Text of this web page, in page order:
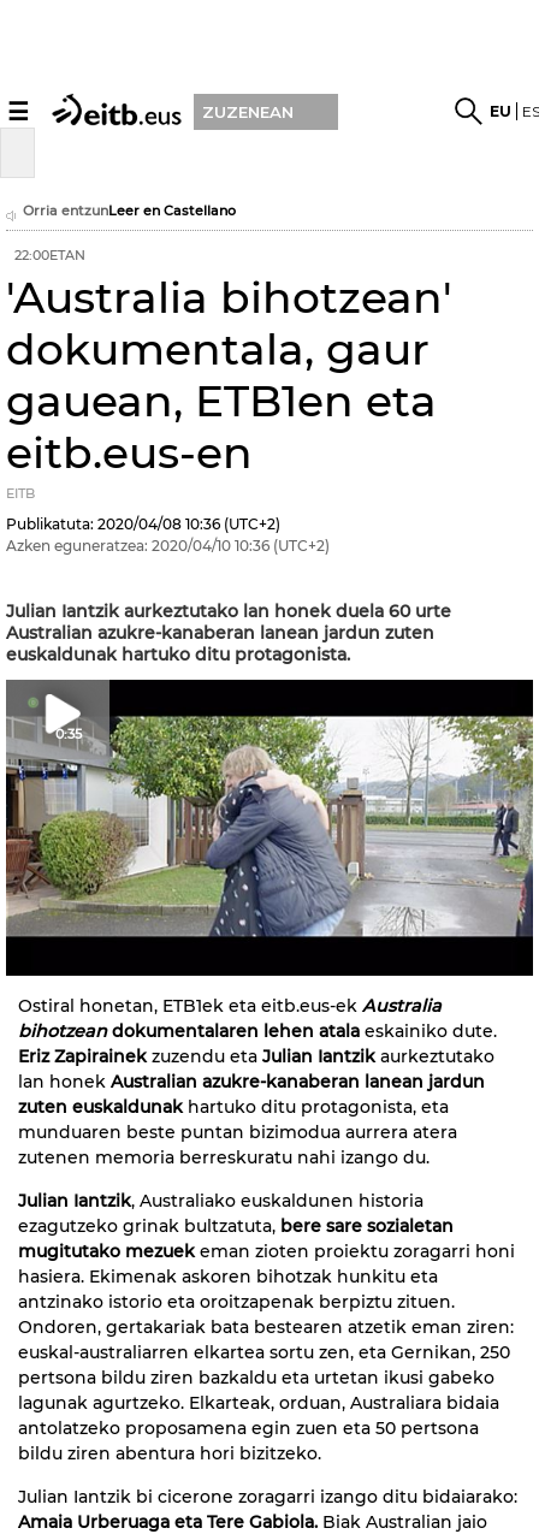
☰ ZUZENEAN EU
Orria entzunLeer en Castellano
22:00ETAN
'Australia bihotzean'
dokumentala, gaur
gauean, ETB1en eta
eitb.eus-en
EITB
Publikatuta: 2020/04/08 10:36 (UTC+2)
Azken eguneratzea: 2020/04/10 10:36 (UTC+2)
Julian Iantzik aurkeztutako lan honek duela 60 urte
Australian azukre-kanaberan lanean jardun zuten
euskaldunak hartuko ditu protagonista.
0:35
Ostiral honetan, ETB1ek eta eitb.eus-ek Australia
bihotzeandokumentalaren lehen atala eskainiko dute.
Eriz Zapirainek zuzendu eta Julian Iantzik aurkeztutako
lan honek Australian azukre-kanaberan lanean jardun
zuten euskaldunak hartuko ditu protagonista, eta
munduaren beste puntan bizimodua aurrera atera
zutenen memoria berreskuratu nahi izango du.
Julian Iantzik, Australiako euskaldunen historia
ezagutzeko grinak bultzatuta, bere sare sozialetan
mugitutako mezuek eman zioten proiektu zoragarri honi
hasiera. Ekimenak askoren bihotzak hunkitu eta
antzinako istorio eta oroitzapenak berpiztu zituen.
Ondoren, gertakariak bata bestearen atzetik eman ziren:
euskal-australiarren elkartea sortu zen, eta Gernikan, 250
pertsona bildu ziren bazkaldu eta urtetan ikusi gabeko
lagunak agurtzeko. Elkarteak, orduan, Australiara bidaia
antolatzeko proposamena egin zuen eta 50 pertsona
bildu ziren abentura hori bizitzeko.
Julian Iantzik bi cicerone zoragarri izango ditu bidaiarako:
Amaia Urberuaga eta Tere Gabiola. Biak Australian jaio